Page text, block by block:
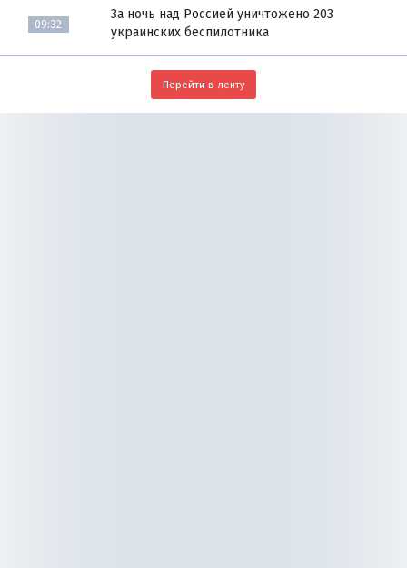
09:32
За ночь над Россией уничтожено 203
украинских беспилотника
Перейти в ленту